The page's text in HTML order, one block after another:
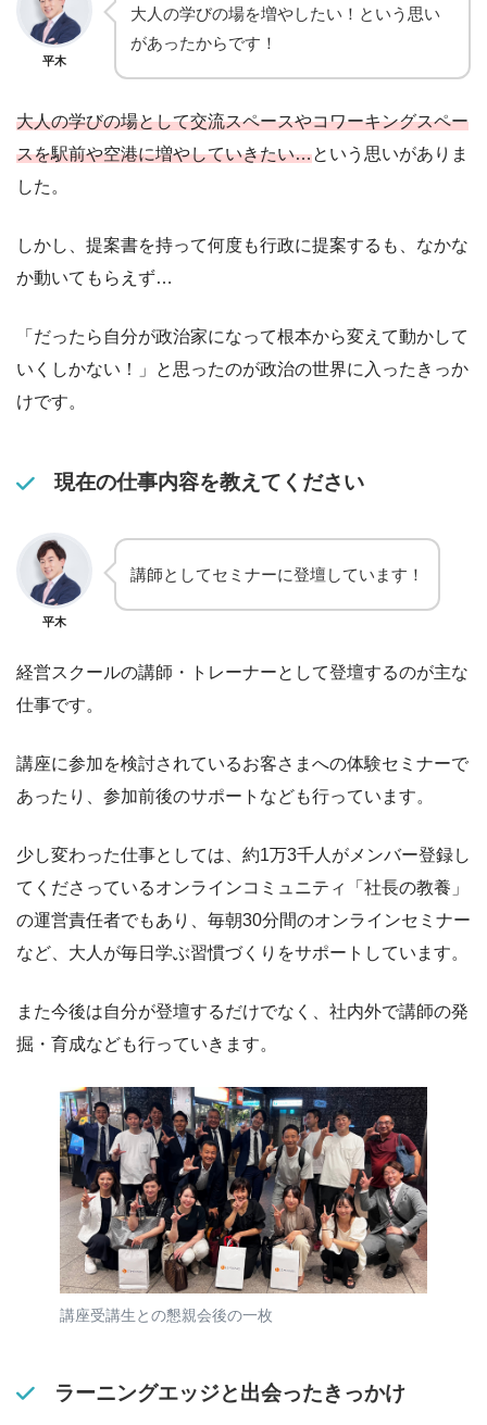
平木
大人の学びの場を増やしたい！という思い
があったからです！
大人の学びの場として交流スペースやコワーキングスペー
スを駅前や空港に増やしていきたい…という思いがありま
した。
しかし、提案書を持って何度も行政に提案するも、なかな
か動いてもらえず…
「だったら自分が政治家になって根本から変えて動かして
いくしかない！」と思ったのが政治の世界に入ったきっか
けです。
現在の仕事内容を教えてください
平木
講師としてセミナーに登壇しています！
経営スクールの講師・トレーナーとして登壇するのが主な
仕事です。
講座に参加を検討されているお客さまへの体験セミナーで
あったり、参加前後のサポートなども行っています。
少し変わった仕事としては、約1万3千人がメンバー登録し
てくださっているオンラインコミュニティ「社長の教養」
の運営責任者でもあり、毎朝30分間のオンラインセミナー
など、大人が毎日学ぶ習慣づくりをサポートしています。
また今後は自分が登壇するだけでなく、社内外で講師の発
掘・育成なども行っていきます。
講座受講生との懇親会後の一枚
ラーニングエッジと出会ったきっかけ